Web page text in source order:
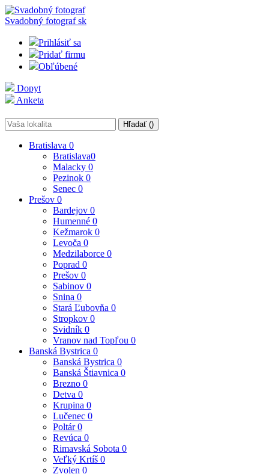
Svadobný fotografsk
Prihlásiť sa
Pridať firmu
Obľúbené
Dopyt
Anketa
Hľadať ()
Bratislava 0
Bratislava0
Malacky 0
Pezinok 0
Senec 0
Prešov 0
Bardejov 0
Humenné 0
Kežmarok 0
Levoča 0
Medzilaborce 0
Poprad 0
Prešov 0
Sabinov 0
Snina 0
Stará Ľubovňa 0
Stropkov 0
Svidník 0
Vranov nad Topľou 0
Banská Bystrica 0
Banská Bystrica 0
Banská Štiavnica 0
Brezno 0
Detva 0
Krupina 0
Lučenec 0
Poltár0
Revúca 0
Rimavská Sobota 0
Veľký Krtíš 0
Zvolen 0